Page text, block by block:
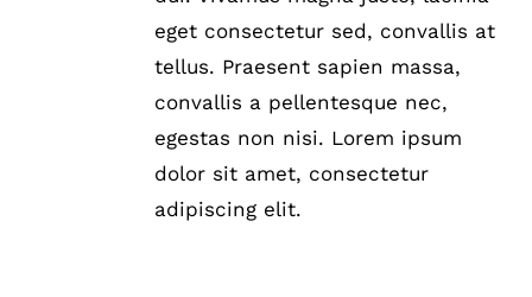
eget consectetur sed, convallis at
tellus. Praesent sapien massa,
convallis a pellentesque nec,
egestas non nisi. Lorem ipsum
dolor sit amet, consectetur
adipiscing elit.